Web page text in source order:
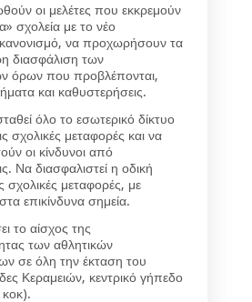
οι μελέτες που εκκρεμούν
σχολεία με το νέο
κανονισμό, να προχωρήσουν τα
διασφάλιση των
όρων που προβλέπονται,
και καθυστερήσεις.
όλο το εσωτερικό δίκτυο
σχολικές μεταφορές και να
οι κίνδυνοι από
Να διασφαλιστεί η οδική
σχολικές μεταφορές, με
επικίνδυνα σημεία.
το αίσχος της
των αθλητικών
σε όλη την έκταση του
Κεραμειών, κεντρικό γήπεδο